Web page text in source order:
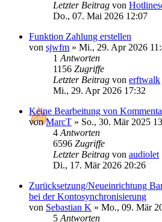
Letzter Beitrag von
Do., 07. Mai 2026 12:07
Funktion Zahlung erstellen
von sjwfm » Mi., 29. Apr 2026
1 Antworten
1156 Zugriffe
Letzter Beitrag von erftwalk
Mi., 29. Apr 2026 17:32
Keine Bearbeitung von
vonMarcT » So., 30. Mär 2025
4 Antworten
6596 Zugriffe
Letzter Beitrag von audiolet
Di., 17. Mär 2026 20:26
Zurücksetzung/Neueinrichtung
bei der Kontosynchronisierung
von Sebastian K » Mo., 09. Mär
5 Antworten